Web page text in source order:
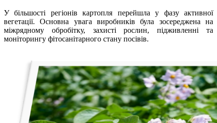
У більшості регіонів картопля перейшла у фазу активної
вегетації. Основна увага виробників була зосереджена на
міжрядному обробітку, захисті рослин, підживленні та
моніторингу фітосанітарного стану посівів.